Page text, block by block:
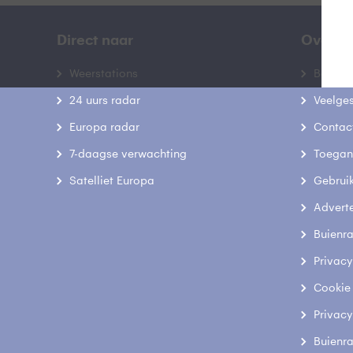
Direct naar
Weerstations
24 uurs radar
Europa radar
7-daagse verwachting
Satelliet Europa
Over